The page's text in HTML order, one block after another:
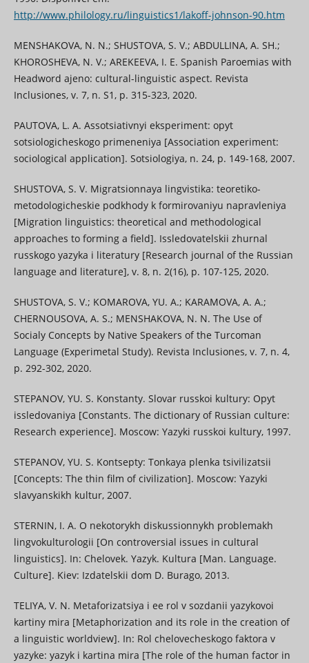
http://www.philology.ru/linguistics1/lakoff-johnson-90.htm
MENSHAKOVA, N. N.; SHUSTOVA, S. V.; ABDULLINА, A. SH.;
KHOROSHEVA, N. V.; AREKEEVA, I. E. Spanish Paroemias with
Headword ajeno: cultural-linguistic aspect. Revista
Inclusiones, v. 7, n. S1, p. 315-323, 2020.
PAUTOVA, L. A. Assotsiativnyi eksperiment: opyt
sotsiologicheskogo primeneniya [Association experiment:
sociological application]. Sotsiologiya, n. 24, p. 149-168, 2007.
SHUSTOVA, S. V. Migratsionnaya lingvistika: teoretiko-
metodologicheskie podkhody k formirovaniyu napravleniya
[Migration linguistics: theoretical and methodological
approaches to forming a field]. Issledovatelskii zhurnal
russkogo yazyka i literatury [Research journal of the Russian
language and literature], v. 8, n. 2(16), p. 107-125, 2020.
SHUSTOVA, S. V.; KOMAROVA, YU. A.; KARAMOVA, A. A.;
CHERNOUSOVA, A. S.; MENSHAKOVA, N. N. The Use of
Socialy Concepts by Native Speakers of the Turcoman
Language (Experimetal Study). Revista Inclusiones, v. 7, n. 4,
p. 292-302, 2020.
STEPANOV, YU. S. Konstanty. Slovar russkoi kultury: Opyt
issledovaniya [Constants. The dictionary of Russian culture:
Research experience]. Moscow: Yazyki russkoi kultury, 1997.
STEPANOV, YU. S. Kontsepty: Tonkaya plenka tsivilizatsii
[Concepts: The thin film of civilization]. Moscow: Yazyki
slavyanskikh kultur, 2007.
STERNIN, I. A. O nekotorykh diskussionnykh problemakh
lingvokulturologii [On controversial issues in cultural
linguistics]. In: Chelovek. Yazyk. Kultura [Man. Language.
Culture]. Kiev: Izdatelskii dom D. Burago, 2013.
TELIYA, V. N. Metaforizatsiya i ee rol v sozdanii yazykovoi
kartiny mira [Metaphorization and its role in the creation of
a linguistic worldview]. In: Rol chelovecheskogo faktora v
yazyke: yazyk i kartina mira [The role of the human factor in